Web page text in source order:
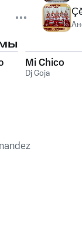
Рубаба Курбнова
Mi Chico
Dj Goja